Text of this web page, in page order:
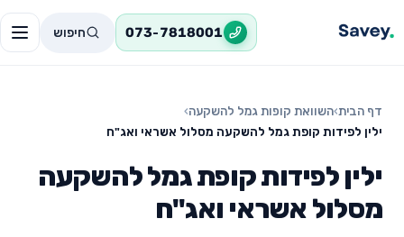
073-7818001 חיפוש
דף הבית›השוואת קופות גמל להשקעה›
ילין לפידות קופת גמל להשקעה מסלול אשראי ואג"ח
ילין לפידות קופת גמל להשקעה
מסלול אשראי ואג"ח